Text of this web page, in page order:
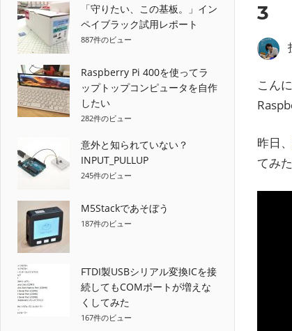
3
こん
昨日、
てみ
「守りたい、この基板。」イン
ペイブラック試用レポート
887件のビュー
Raspberry Pi 400を使ってラ
ップトップコンピュータを自作
したい
282件のビュー
意外と知られていない？
INPUT_PULLUP
245件のビュー
M5Stackであそぼう
187件のビュー
FTDI製USBシリアル変換ICを接
続してもCOMポートが増えな
くしてみた
167件のビュー